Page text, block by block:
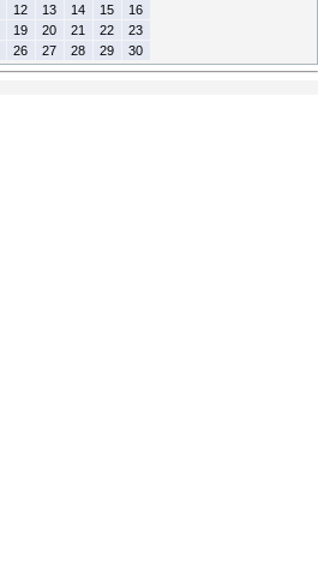
12 13 14 15
16
19 20 21 22
23
26 27 28 29 30